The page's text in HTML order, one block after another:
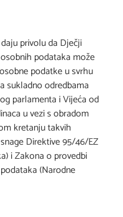
privolu da Dječji
podataka može
podatke u svrhu
sukladno odredbama
parlamenta i Vijeća od
u vezi s obradom
kretanju takvih
Direktive 95/46/EZ
i Zakona o provedbi
(Narodne